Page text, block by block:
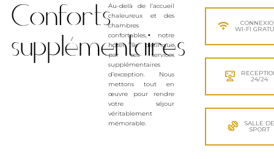
Conforts
supplémentaires
Au-delà de l’accueil
chaleureux et des
chambres
confortables, notre
hôtel se distingue
par ses services
supplémentaires
d’exception. Nous
mettons tout en
œuvre pour rendre
votre séjour
véritablement
mémorable.
WI-FI
24/24
SALLE DE
SPORT